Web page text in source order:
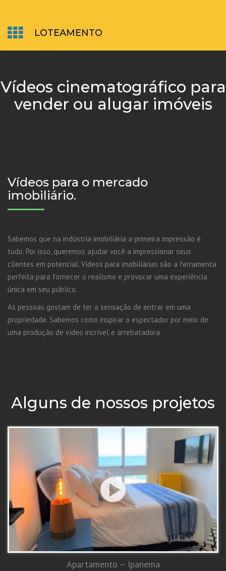
LOTEAMENTO
Vídeos cinematográfico para
vender ou alugar imóveis
Vídeos para o mercado
imobiliário.
Sabemos que na indústria imobiliária a primeira impressão é
tudo. Por isso, queremos ajudar você a impressionar seus
clientes em potencial. Vídeos para imobiliárias são a ferramenta
perfeita para fornecer o realismo e provocar uma experiência
única em seu público.
As pessoas gostam de ter a sensação de entrar em uma
propriedade. Sabemos como inspirar o espectador por meio de
uma produção de vídeo incrível e arrebatadora.
Alguns de nossos projetos
Apartamento – Ipanema